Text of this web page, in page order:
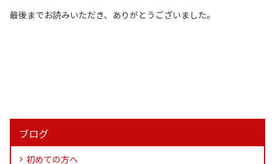
最後までお読みいただき、ありがとうございました。
ブログ
初めての方へ